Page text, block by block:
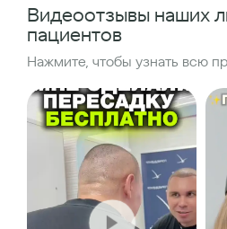
Видеоотзывы наших
пациентов
Нажмите, чтобы узнать всю